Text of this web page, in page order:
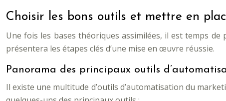
Choisir les bons outils et mettre en
Une fois les bases théoriques assimilées, il est temps
présentera les étapes clés d’une mise en œuvre réussie.
Panorama des principaux outils
Il existe une multitude d’outils d’automatisation du